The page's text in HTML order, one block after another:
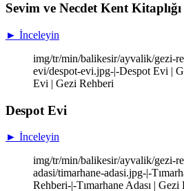
Sevim ve Necdet Kent Kitaplığı
► İnceleyin
img/tr/min/balikesir/ayvalik/gezi-
evi/despot-evi.jpg-|-Despot Evi |
Evi | Gezi Rehberi
Despot Evi
► İnceleyin
img/tr/min/balikesir/ayvalik/gezi-
adasi/timarhane-adasi.jpg-|-
Rehberi-|-Tımarhane Adası | Gezi